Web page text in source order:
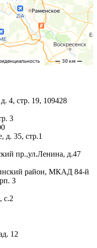
4, стр. 19, 109428
3
д. 35, стр.1
пр.,ул.Ленина, д.47
район, МКАД 84-й
3
с.2
12